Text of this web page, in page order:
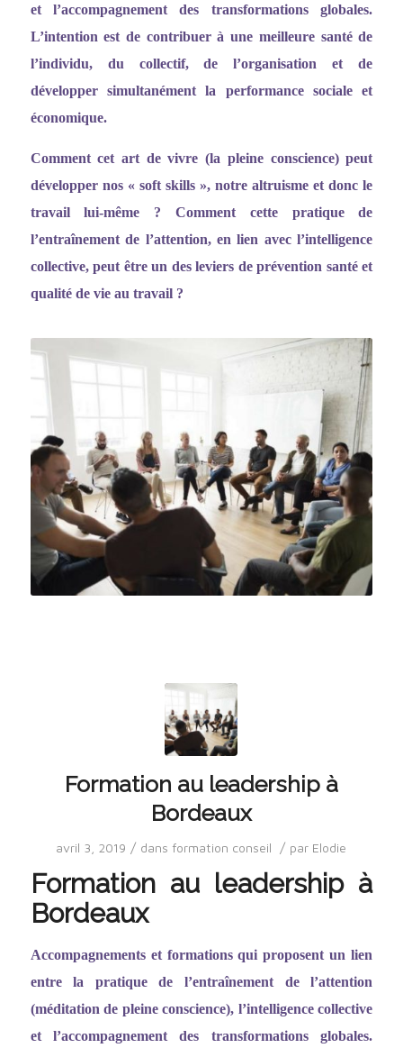
et l’accompagnement des transformations globales.
L’intention est de contribuer à une meilleure santé de
l’individu, du collectif, de l’organisation et de
développer simultanément la performance sociale et
économique.
Comment cet art de vivre (la pleine conscience) peut
développer nos « soft skills», notre altruisme et donc le
travail lui-même ? Comment cette pratique de
l’entraînement de l’attention, en lien avec l’intelligence
collective, peut être un des leviers de prévention santé et
qualité de vie au travail ?
Formation au leadership à
Bordeaux
avril 3, 2019 / dans formation conseil / par Elodie
Formation au leadership à
Bordeaux
Accompagnements et formations qui proposent un lien
entre la pratique de l’entraînement de l’attention
(méditation de pleine conscience), l’intelligence collective
et l’accompagnement des transformations globales.